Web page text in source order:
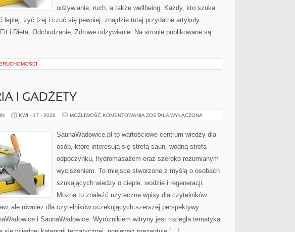
odżywianie, ruch, a także wellbeing. Każdy, kto szuka
lepiej, żyć lżej i czuć się pewniej, znajdzie tutaj przydatne artykuły.
i Dieta, Odchudzanie, Zdrowe odżywianie. Na stronie publikowane są
I GADŻETY
KWI - 17 - 2026 MOŻLIWOŚĆ KOMENTOWANIA AKCESORIA
ZOSTAŁA WYŁĄCZONA
SaunaWadowice.pl to wartościowe centrum wiedzy dla
osób, które interesują się strefą saun, wodną strefą
odpoczynku, hydromasażem oraz szeroko rozumianym
wyciszeniem. To miejsce stworzone z myślą o osobach
szukających wiedzy o cieple, wodzie i regeneracji.
Można tu znaleźć użyteczne wpisy dla czytelników
ale również dla czytelników oczekujących szerszej perspektywy.
i SaunaWadowice. Wyróżnikiem witryny jest rozległa tematyka.